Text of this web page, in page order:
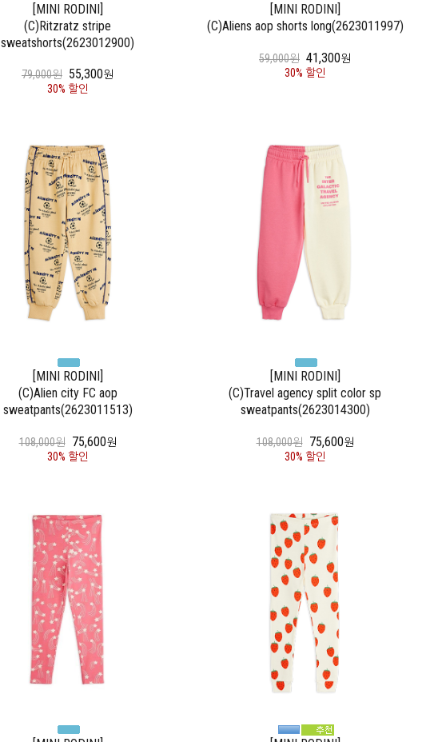
[MINI RODINI]
(C)Ritzratz stripe
sweatshorts(2623012900)
79,000원 55,300원
30% 할인
[MINI RODINI]
(C)Aliens aop shorts long(2623011997)
59,000원 41,300원
30% 할인
[MINI RODINI]
(C)Alien city FC aop
sweatpants(2623011513)
108,000원 75,600원
30% 할인
[MINI RODINI]
(C)Travel agency split color sp
sweatpants(2623014300)
108,000원 75,600원
30% 할인